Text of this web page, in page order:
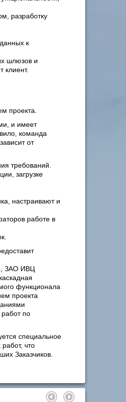
разработку
к
шлюзов и
клиент.
проекта.
и имеет
команда
от
требований.
загрузке
настраивают и
работе в
ЗАО ИВЦ
функционала
проекта
по
специальное
что
Заказчиков.